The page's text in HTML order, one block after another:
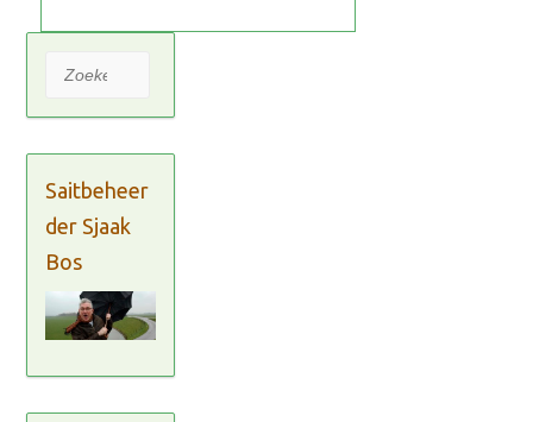
Zoeken
Saitbeheer
der Sjaak
Bos